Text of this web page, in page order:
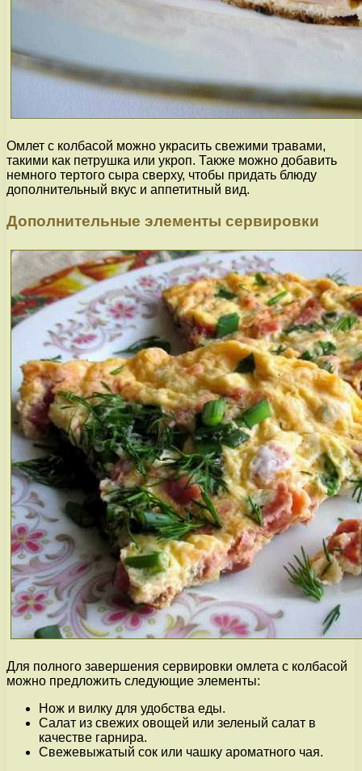
Омлет с колбасой можно украсить свежими травами,
такими как петрушка или укроп. Также можно добавить
немного тертого сыра сверху, чтобы придать блюду
дополнительный вкус и аппетитный вид.
Дополнительные элементы сервировки
Для полного завершения сервировки омлета с колбасой
можно предложить следующие элементы:
Нож и вилку для удобства еды.
Салат из свежих овощей или зеленый салат в
качестве гарнира.
Свежевыжатый сок или чашку ароматного чая.